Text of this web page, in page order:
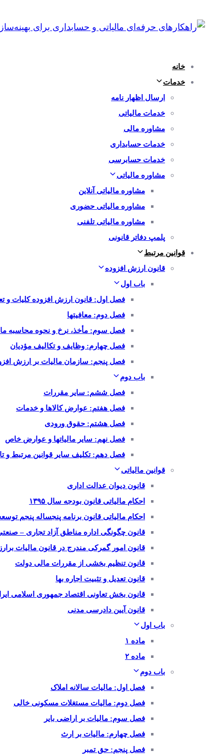
خانه
خدمات
ارسال اظهار نامه
خدمات مالیاتی
مشاوره مالی
خدمات حسابداری
خدمات حسابرسی
مشاوره مالیاتی
مشاوره مالیاتی آنلاین
مشاوره مالیاتی حضوری
مشاوره مالیاتی تلفنی
پلمپ دفاتر قانونی
قوانین مرتبط
قانون ارزش افزوده
باب اول
فصل اول: قانون ارزش افزوده کلیات و
فصل دوم: معافیتها
فصل سوم: مأخذ، نرخ و نحوه محاسبه
فصل چهارم: وظایف و تکالیف مؤدیان
فصل پنجم: سازمان مالیات بر ارزش
باب دوم
فصل ششم: سایر مقررات
فصل هفتم: عوارض کالاها و خدمات
فصل هشتم: حقوق ورودی
فصل نهم: سایر مالیاتها و عوارض خاص
فصل دهم: تکلیف سایر قوانین مرتبط و
قوانین مالیاتی
قانون دیوان عدالت اداری
احکام مالیاتی قانون بودجه سال ۱۳۹۵
احکام مالیاتی قانون برنامه پنجساله پنجم
قانون چگونگی اداره مناطق آزاد تجاری –
قانون امور گمرکی مندرج در قانون مالیات
قانون تنظیم بخشی از مقررات مالی دولت
قانون تعدیل و تثبیت اجاره بها
قانون بخش تعاونی اقتصاد جمهوری اسلامی
قانون آیین دادرسی مدنی
باب اول
ماده ۱
ماده ۲
باب دوم
فصل اول: مالیات سالانه املاک
فصل دوم: مالیات مستغلات مسکونی خالی
فصل سوم: مالیات بر اراضی بایر
فصل چهارم: مالیات بر ارث
فصل پنجم: حق تمبر